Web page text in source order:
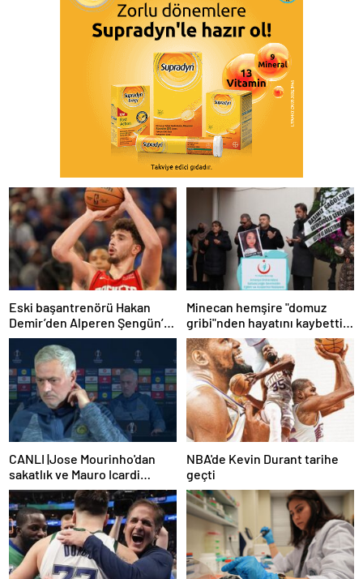
Eski başantrenörü Hakan
Demir’den Alperen Şengün’e
övgü
Minecan hemşire "domuz
gribi"nden hayatını kaybetti –
Haberler | Sağlık Haberleri
CANLI |Jose Mourinho'dan
sakatlık ve Mauro Icardi
yanıtı! 'Kimse dokunamaz!'
NBA'de Kevin Durant tarihe
geçti